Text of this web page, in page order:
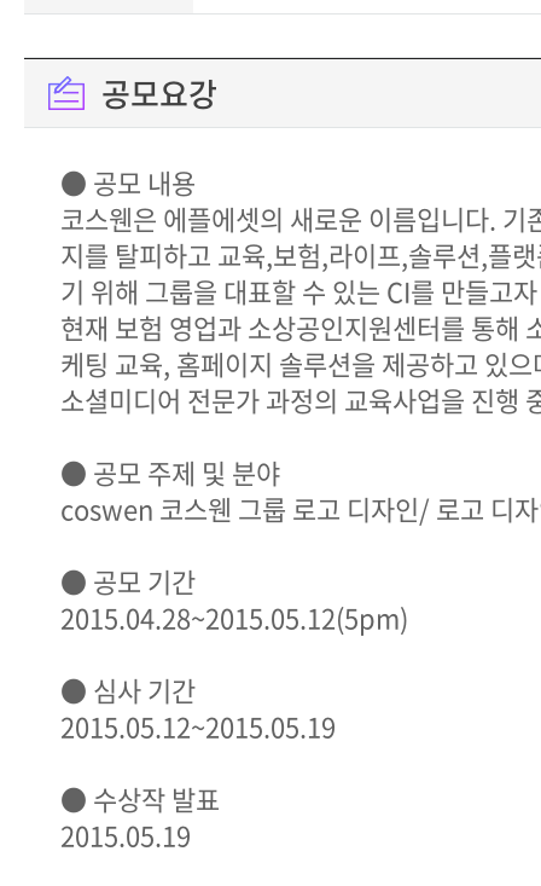
공모요강
● 공모 내용
코스웬은 에플에셋의 새로운 이름입니다. 기
지를 탈피하고 교육,보험,라이프,솔루션,플
기 위해 그룹을 대표할 수 있는 CI를 만들고
현재 보험 영업과 소상공인지원센터를 통해
케팅 교육, 홈페이지 솔루션을 제공하고 있으
소셜미디어 전문가 과정의 교육사업을 진행
● 공모 주제 및 분야
coswen 코스웬 그룹 로고 디자인/ 로고 디
● 공모 기간
2015.04.28~2015.05.12(5pm)
● 심사 기간
2015.05.12~2015.05.19
● 수상작 발표
2015.05.19